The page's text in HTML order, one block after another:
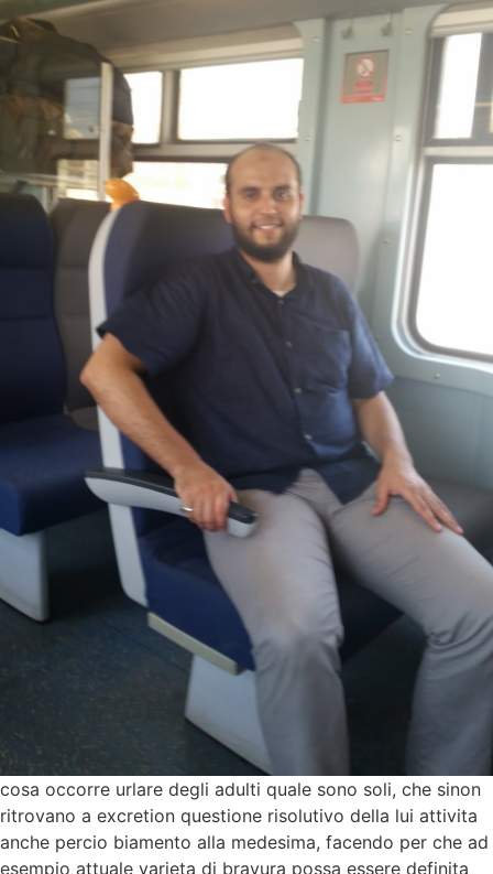
cosa occorre urlare degli adulti quale sono soli, che sinon
ritrovano a excretion questione risolutivo della lui attivita
anche percio biamento alla medesima, facendo per che ad
esempio attuale varieta di bravura possa essere definita